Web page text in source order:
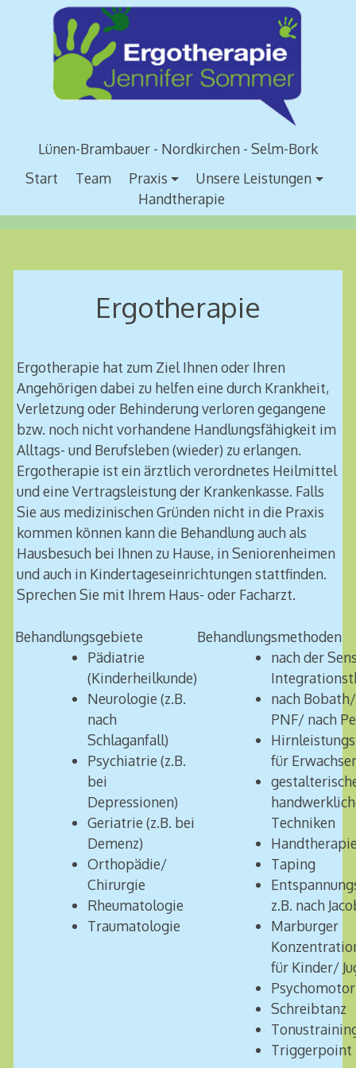
Lünen-Brambauer - Nordkirchen - Selm-Bork
Start
Team Praxis
Unsere Leistungen
Handtherapie
Ergotherapie
Ergotherapie hat zum Ziel Ihnen oder Ihren
Angehörigen dabei zu helfen eine durch Krankheit,
Verletzung oder Behinderung verloren gegangene
bzw. noch nicht vorhandene Handlungsfähigkeit im
Alltags- und Berufsleben (wieder) zu erlangen.
Ergotherapie ist ein ärztlich verordnetes Heilmittel
und eine Vertragsleistung der Krankenkasse. Falls
Sie aus medizinischen Gründen nicht in die Praxis
kommen können kann die Behandlung auch als
Hausbesuch bei Ihnen zu Hause, in Seniorenheimen
und auch in Kindertageseinrichtungen stattfinden.
Sprechen Sie mit Ihrem Haus- oder Facharzt.
Behandlungsgebiete
Behandlungsmethoden
Pädiatrie
(Kinderheilkunde)
Neurologie (z.B.
nach
Schlaganfall)
Psychiatrie (z.B.
bei
Depressionen)
Geriatrie (z.B. bei
Demenz)
Orthopädie/
Chirurgie
Rheumatologie
Traumatologie
nach der
nach
PNF/ nach
für
Techniken
Taping
z.B. nach
Marburger
für Kinder/
Schreibtanz
Triggerpoint